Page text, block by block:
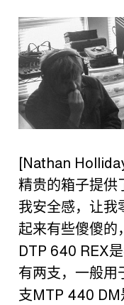
[Nathan
精贵的箱子提供
我安全感，让我
起来有些傻傻的
DTP 640 REX
有两支，一般用
支MTP 440 DM